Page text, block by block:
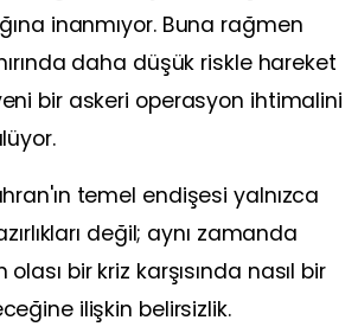
inanmıyor. Buna rağmen
daha düşük riskle hareket
bir askeri operasyon ihtimalini
temel endişesi yalnızca
değil; aynı zamanda
bir kriz karşısında nasıl bir
ilişkin belirsizlik.